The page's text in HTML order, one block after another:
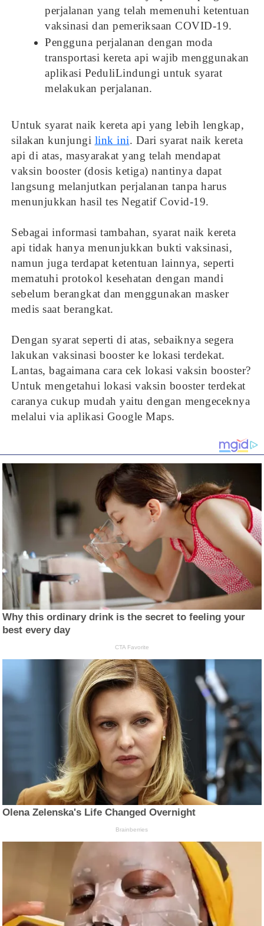
perjalanan yang telah memenuhi ketentuan
vaksinasi dan pemeriksaan COVID-19.
Pengguna perjalanan dengan moda
transportasi kereta api wajib menggunakan
aplikasi PeduliLindungi untuk syarat
melakukan perjalanan.
Untuk syarat naik kereta api yang lebih lengkap,
silakan kunjungi link ini. Dari syarat naik kereta
api di atas, masyarakat yang telah mendapat
vaksin booster (dosis ketiga) nantinya dapat
langsung melanjutkan perjalanan tanpa harus
menunjukkan hasil tes Negatif Covid-19.
Sebagai informasi tambahan, syarat naik kereta
api tidak hanya menunjukkan bukti vaksinasi,
namun juga terdapat ketentuan lainnya, seperti
mematuhi protokol kesehatan dengan mandi
sebelum berangkat dan menggunakan masker
medis saat berangkat.
Dengan syarat seperti di atas, sebaiknya segera
lakukan vaksinasi booster ke lokasi terdekat.
Lantas, bagaimana cara cek lokasi vaksin booster?
Untuk mengetahui lokasi vaksin booster terdekat
caranya cukup mudah yaitu dengan mengeceknya
melalui via aplikasi Google Maps.